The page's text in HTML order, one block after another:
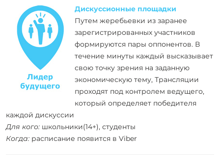
Дискуссионные площадки
Путем жеребьевки из заранее
зарегистрированных участников
формируются пары оппонентов. В
течение минуты каждый высказывает
свою точку зрения на заданную
экономическую тему, Трансляции
проходят под контролем ведущего,
который определяет победителя
каждой дискуссии
Для кого: школьники(14+), студенты
Когда: расписание появится в Viber